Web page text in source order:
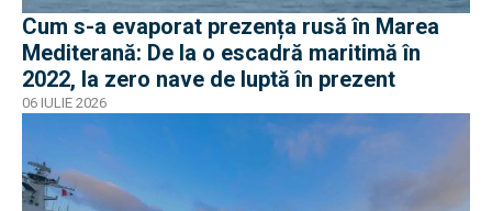
Cum s-a evaporat prezența rusă în Marea
Mediterană: De la o escadră maritimă în
2022, la zero nave de luptă în prezent
06 IULIE 2026